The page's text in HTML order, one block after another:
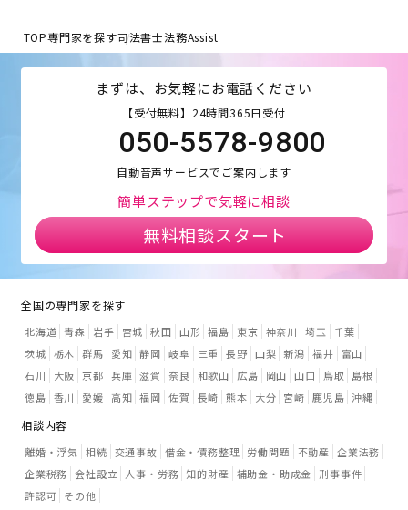
TOP専門家を探す司法書士法務Assist
まずは、お気軽にお電話ください
【受付無料】24時間365日受付
050-5578-9800
自動音声サービスでご案内します
簡単ステップで気軽に相談
無料相談スタート
全国の専門家を探す
北海道 青森 岩手 宮城 秋田 山形 福島 東京 神奈川 埼玉
千葉
茨城 栃木 群馬 愛知 静岡 岐阜 三重 長野 山梨 新潟 福井
富山
石川
大阪 京都 兵庫 滋賀 奈良 和歌山 広島 岡山 山口 鳥取
島根
徳島 香川 愛媛 高知 福岡 佐賀 長崎 熊本 大分 宮崎 鹿児島 沖縄
相談内容
離婚・浮気 相続 交通事故 借金・債務整理 労働問題 不動産 企業法務
企業税務 会社設立 人事・労務 知的財産 補助金・助成金 刑事事件
許認可 その他